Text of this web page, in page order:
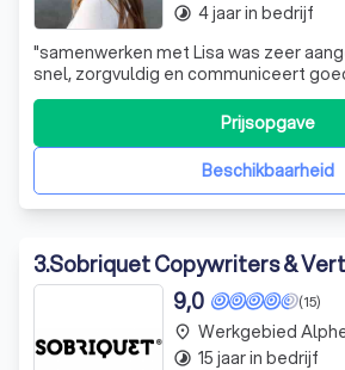
"samenwerken met Lisa was zeer
snel, zorgvuldig en communiceert
aanrader voor wie op zoek is naar
Beschikbaarheid
Prijsopgave
timelapse 4 jaar in bedrijf
3.Sobriquet Copywriters &
(15)
9,0
place Werkgebied
timelapse 15 jaar in bedrijf